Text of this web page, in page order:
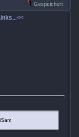
Gespeichert